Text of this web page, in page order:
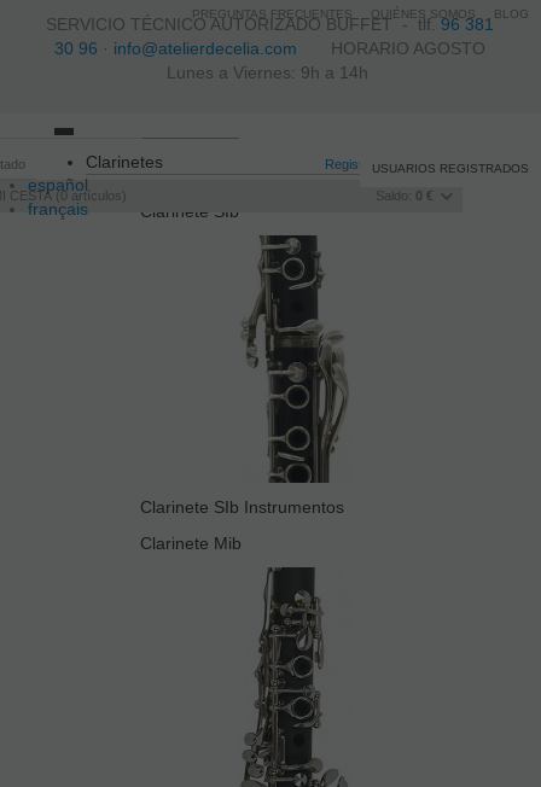
SERVICIO TÉCNICO AUTORIZADO BUFFET -tlf.96 381
30 96 · info@atelierdecelia.com HORARIO AGOSTO
Lunes a Viernes: 9h a 14h
español
français
Registro /Iniciar sesión
CESTA 0 artículos Saldo: 0 €
USUARIOS REGISTRADOS
navigation
Clarinetes
Clarinete SIb
Clarinete SIb Instrumentos
Clarinete Mib
PREGUNTAS FRECUENTES QUIÉNES SOMOS BLOG